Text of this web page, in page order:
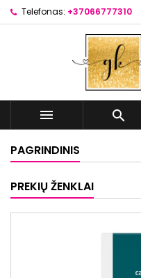
Telefonas: +37066777310
 
PAGRINDINIS
PREKIŲ ŽENKLAI